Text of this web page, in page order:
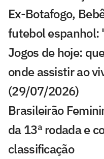
Ex-Botafogo,
futebol espanhol:
Jogos de hoje:
onde assistir ao
(29/07/2026)
Brasileirão
da 13ª rodada e
classificação